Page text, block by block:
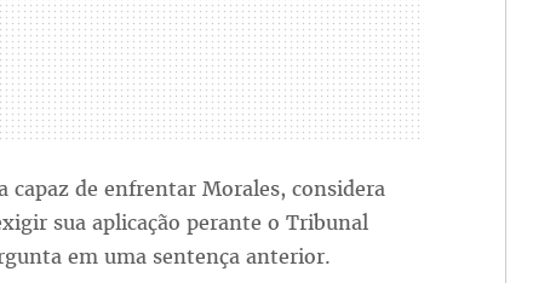
capaz de enfrentar Morales, considera
sua aplicação perante o Tribunal
em uma sentença anterior.